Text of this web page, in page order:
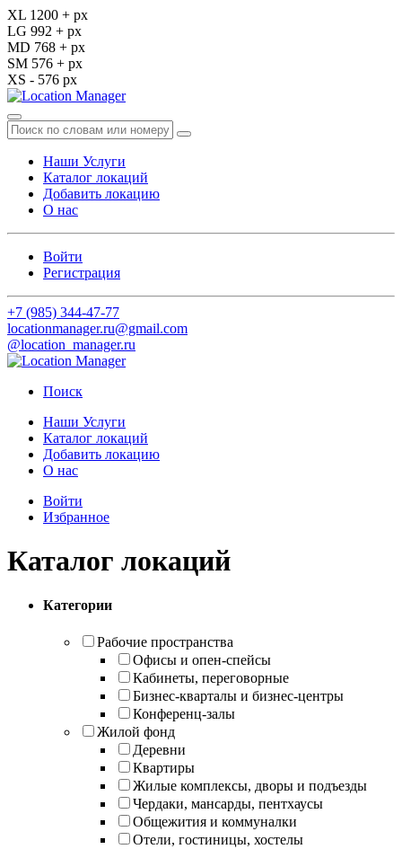
XL 1200 + px
LG 992 + px
MD 768 + px
SM 576 + px
XS - 576 px
Наши Услуги
Каталог локаций
Добавить локацию
О нас
Войти
Регистрация
+7 (985) 344-47-77
locationmanager.ru@gmail.com
@location_manager.ru
Поиск
Наши Услуги
Каталог локаций
Добавить локацию
О нас
Войти
Избранное
Каталог локаций
Категории
Рабочие пространства
Офисы и опен-спейсы
Кабинеты, переговорные
Бизнес-кварталы и бизнес-центры
Конференц-залы
Жилой фонд
Деревни
Квартиры
Жилые комплексы, дворы и подъезды
Чердаки, мансарды, пентхаусы
Общежития и коммуналки
Отели, гостиницы, хостелы